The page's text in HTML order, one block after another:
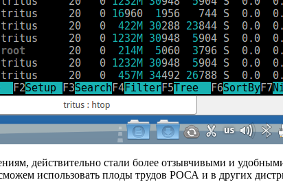
действительно стали более отзывчивыми и
использовать плоды трудов РОСА и в других